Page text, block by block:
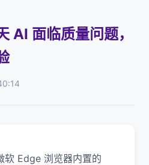
AI 面临质量问题，
软 Edge 浏览器内置的